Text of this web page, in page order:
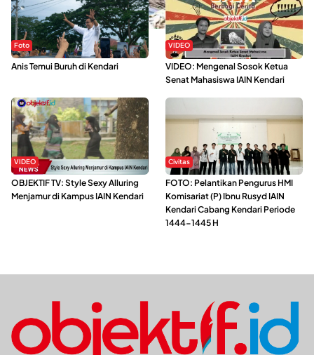
Foto
Anis Temui Buruh di Kendari
VIDEO
VIDEO: Mengenal Sosok Ketua
Senat Mahasiswa IAIN Kendari
VIDEO
OBJEKTIF TV: Style Sexy Alluring
Menjamur di Kampus IAIN Kendari
Civitas
FOTO: Pelantikan Pengurus HMI
Komisariat (P) Ibnu Rusyd IAIN
Kendari Cabang Kendari Periode
1444-1445 H